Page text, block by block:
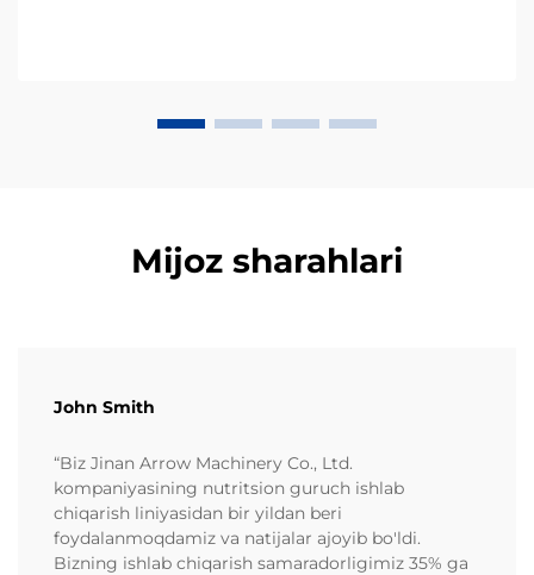
Mijoz sharahlari
John Smith
“Biz Jinan Arrow Machinery Co., Ltd.
kompaniyasining nutritsion guruch ishlab
chiqarish liniyasidan bir yildan beri
foydalanmoqdamiz va natijalar ajoyib bo'ldi.
Bizning ishlab chiqarish samaradorligimiz 35% ga